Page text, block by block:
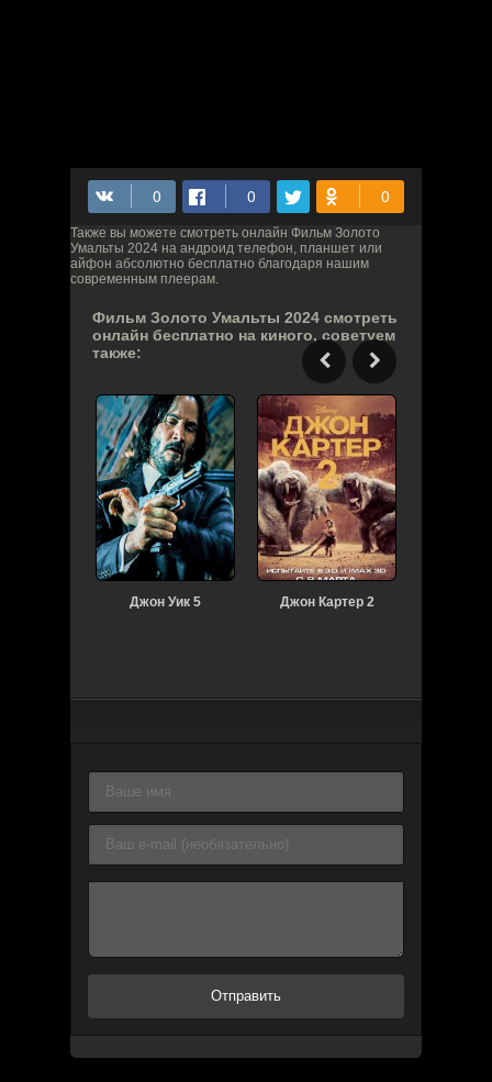
Также вы можете смотреть онлайн Фильм Золото
Умальты 2024 на андроид телефон, планшет или
айфон абсолютно бесплатно благодаря нашим
современным плеерам.
Фильм Золото Умальты 2024 смотреть
онлайн бесплатно на киного, советуем
также:
Джон Уик 5 Джон Картер 2
Отправить